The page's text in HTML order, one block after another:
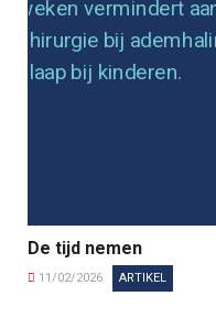
De tijd nemen
11/02/2026 ARTIKEL